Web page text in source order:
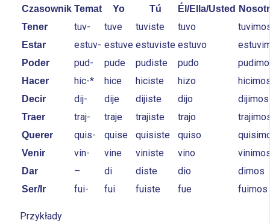
Czasownik Temat Yo Tú Él/Ella/Usted
Tener
tuv- tuve tuviste tuvo
Estar estuv- estuve estuviste estuvo
Poder pud- pude pudiste pudo
Hacer hic-* hice hiciste hizo
Decir dij- dije dijiste dijo dijimos
Traer traj- traje trajiste trajo
Querer quis- quise quisiste quiso
Venir vin- vine viniste vino
Dar – di diste dio dimos
Ser/Ir fui- fui fuiste fue fuimos
Przykłady